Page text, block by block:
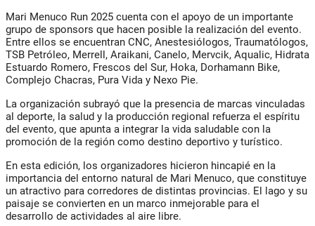
Mari Menuco Run 2025 cuenta con el apoyo de un importante
grupo de sponsors que hacen posible la realización del evento.
Entre ellos se encuentran CNC, Anestesiólogos, Traumatólogos,
TSB Petróleo, Merrell, Araikani, Canelo, Mervcik, Aqualic, Hidrata
Estuardo Romero, Frescos del Sur, Hoka, Dorhamann Bike,
Complejo Chacras, Pura Vida y Nexo Pie.
La organización subrayó que la presencia de marcas vinculadas
al deporte, la salud y la producción regional refuerza el espíritu
del evento, que apunta a integrar la vida saludable con la
promoción de la región como destino deportivo y turístico.
En esta edición, los organizadores hicieron hincapié en la
importancia del entorno natural de Mari Menuco, que constituye
un atractivo para corredores de distintas provincias. El lago y su
paisaje se convierten en un marco inmejorable para el
desarrollo de actividades al aire libre.